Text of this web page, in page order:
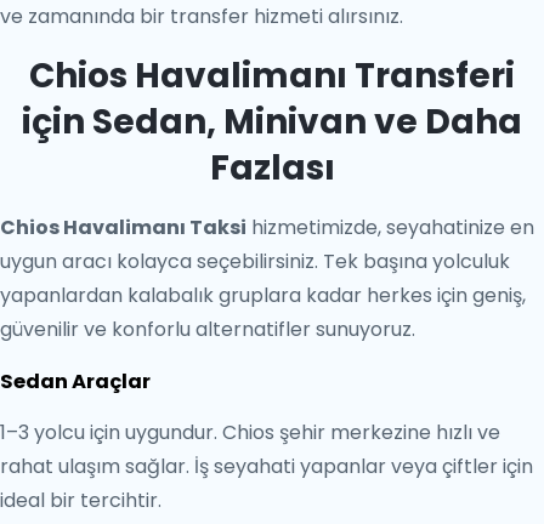
ve zamanında bir transfer hizmeti alırsınız.
Chios Havalimanı Transferi
için Sedan, Minivan ve Daha
Fazlası
Chios Havalimanı Taksi hizmetimizde, seyahatinize en
uygun aracı kolayca seçebilirsiniz. Tek başına yolculuk
yapanlardan kalabalık gruplara kadar herkes için geniş,
güvenilir ve konforlu alternatifler sunuyoruz.
Sedan Araçlar
1–3 yolcu için uygundur. Chios şehir merkezine hızlı ve
rahat ulaşım sağlar. İş seyahati yapanlar veya çiftler için
ideal bir tercihtir.